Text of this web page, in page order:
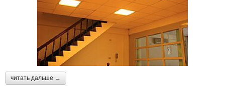
читать дальше →